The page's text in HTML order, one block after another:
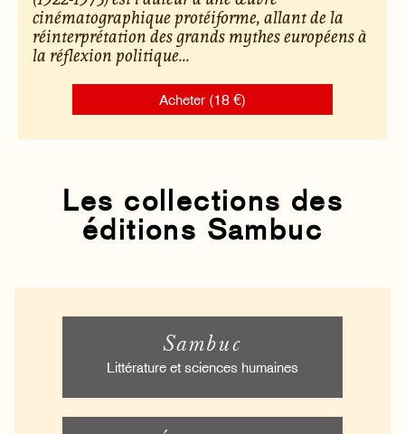
cinématographique protéiforme, allant de la
réinterprétation des grands mythes européens à
la réflexion politique...
Acheter (18 €)
Les collections des
éditions Sambuc
Sambuc
Littérature et sciences humaines